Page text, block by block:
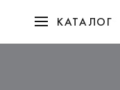
КАТАЛОГ